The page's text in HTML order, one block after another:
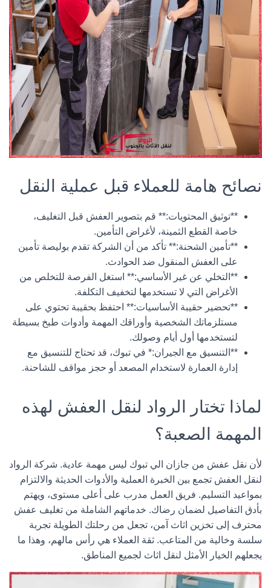
نصائح هامة للعملاء قبل عملية النقل
**توثيق المحتويات:** قم بتصوير العفش قبل التغليف،
خاصة القطع الثمينة، لأغراض التأمين.
**تأمين الشحنة:** تأكد من أن الشركة تقدم بوليصة تأمين
على العفش المنقول ضد الحوادث.
**التخلي عن غير الأساسي:** استغل الفرصة للتخلص من
الأغراض التي لا تستخدمها لتخفيف التكلفة.
**تحضير حقيبة الأساسيات:** احتفظ بحقيبة تحتوي على
مستلزماتك الشخصية وأوراقك المهمة وأدوات طبخ بسيطة
لتستخدمها أول أيام وصولك.
**التنسيق مع الجيران:* في تبوك، قد تحتاج للتنسيق مع
إدارة العمارة لاستخدام المصعد أو حجز مواقف للشاحنة.
لماذا تختار الرواد لنقل العفش لهذه
المهمة الصعبة؟
لأن نقل عفش من جازان الي تبوك ليس مهمة عادية. شركة الرواد
لنقل العفش تجمع بين الخبرة العملية والأدوات الحديثة والالتزام
بمواعيد التسليم. فريق العمل مدرب على أعلى مستوى، ويهتم
بأدق التفاصيل لضمان رضاك. خدماتهم الشاملة من تغليف عفش
محترف إلى تخزين اثاث آمن، تجعل من رحلتك الطويلة تجربة
سلسة وخالية من المتاعب. ثقة العملاء هي رأس مالهم، وهذا ما
يجعلهم الخيار الأمثل لنقل اثاث لجميع المناطق.